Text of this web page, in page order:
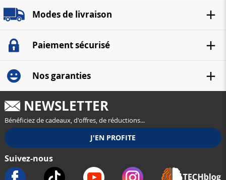
Modes de livraison
Paiement sécurisé
Nos garanties
NEWSLETTER
Bénéficiez de cadeaux, d'offres, de réductions...
Suivez-nous